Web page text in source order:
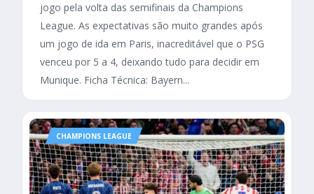
jogo pela volta das semifinais da Champions
League. As expectativas são muito grandes após
um jogo de ida em Paris, inacreditável que o PSG
venceu por 5 a 4, deixando tudo para decidir em
Munique. Ficha Técnica: Bayern...
CHAMPIONS LEAGUE